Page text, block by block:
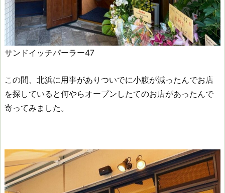
サンドイッチパーラー47
この間、北浜に用事がありついでに小腹が減ったんでお店
を探していると何やらオープンしたてのお店があったんで
寄ってみました。